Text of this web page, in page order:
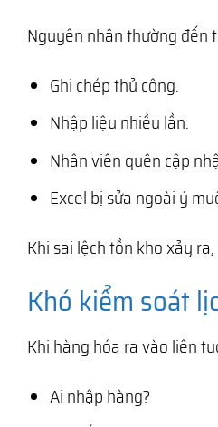
Nguyên nhân thường đến
Ghi chép thủ công.
Nhập liệu nhiều lần.
Nhân viên quên cập
Excel bị sửa ngoài ý
Khi sai lệch tồn kho xảy
Khó kiểm soát
Khi hàng hóa ra vào liên
Ai nhập hàng?